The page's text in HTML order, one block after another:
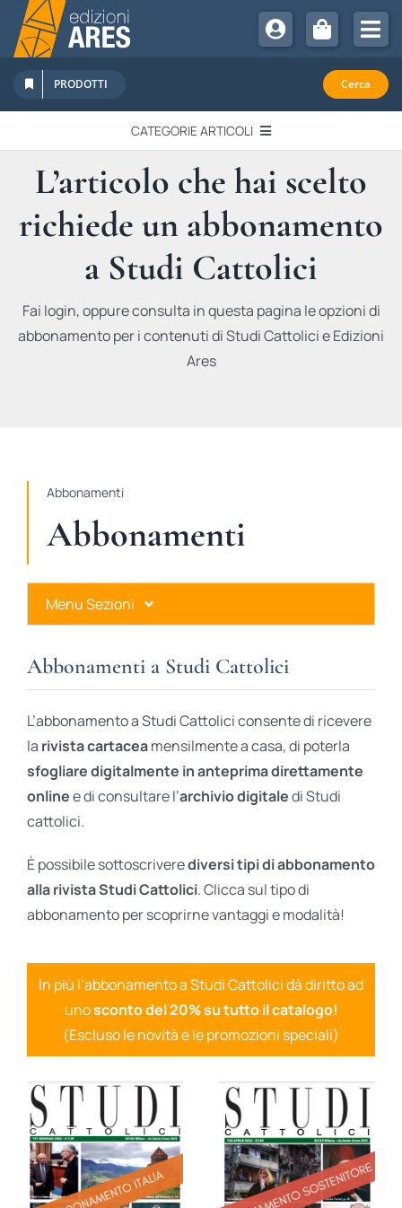
Salta
contenuto
Chi Siamo
Sostienici
Abbonamenti
Promozioni
Newsletter
PRODOTTI Cerca
CATEGORIE ARTICOLI
EDITORIALI
IN QUESTO NUMERO
RECENSIONI
L’articolo che hai scelto
richiede un abbonamento
a Studi Cattolici
Fai login, oppure consulta in questa pagina le opzioni di
abbonamento per i contenuti di Studi Cattolici e Edizioni
Ares
Abbonamenti
Abbonamenti
Menu Sezioni
Ares Gold
Ares Digital
Ares Gift Card
Abbonamenti a Studi Cattolici
L’abbonamento a Studi Cattolici consente di ricevere
la rivista cartaceamensilmente a casa, di poterla
sfogliare digitalmente in anteprima direttamente
onlinee di consultare l’archivio digitaledi Studi
cattolici.
È possibile sottoscriverediversi tipi di abbonamento
alla rivista Studi Cattolici. Clicca sul tipo di
abbonamento per scoprirne vantaggi e modalità!
In più l’abbonamento a Studi Cattolici dà diritto ad
unosconto del 20% su tutto il catalogo!
(Escluso le novità e le promozioni speciali)